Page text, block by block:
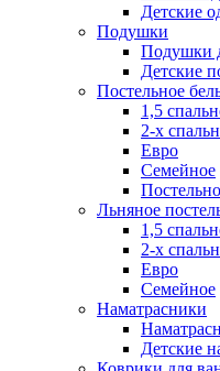
Детские
Подушки
Подушки
Детские
Постельное
1,5
2-х
Евро
Семейное
Льняное
1,5
2-х
Евро
Семейное
Наматрасники
Детские